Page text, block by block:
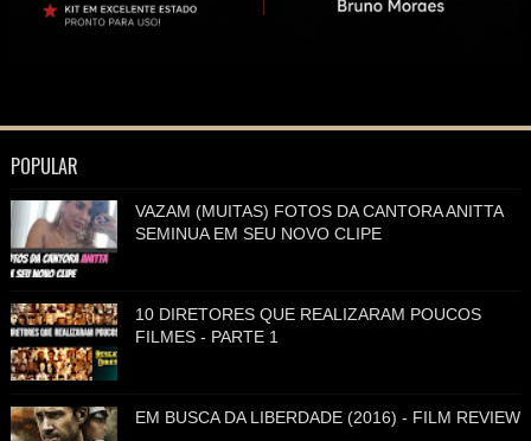
POPULAR
VAZAM (MUITAS) FOTOS DA CANTORA ANITTA
SEMINUA EM SEU NOVO CLIPE
10 DIRETORES QUE REALIZARAM POUCOS
FILMES - PARTE 1
EM BUSCA DA LIBERDADE (2016) - FILM REVIEW